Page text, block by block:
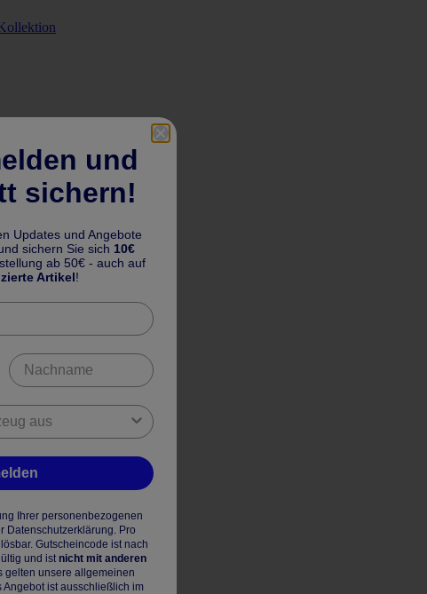
und
sichern!
Updates und Angebote
sichern Sie sich 10€
ab 50€ - auch auf
Artikel!
Ihrer personenbezogenen
Datenschutzerklärung. Pro
Gutscheincode ist nach
und ist nicht mit anderen
gelten unsere allgemeinen
ist ausschließlich im